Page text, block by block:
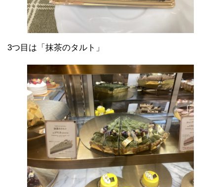
3つ目は「抹茶のタルト」